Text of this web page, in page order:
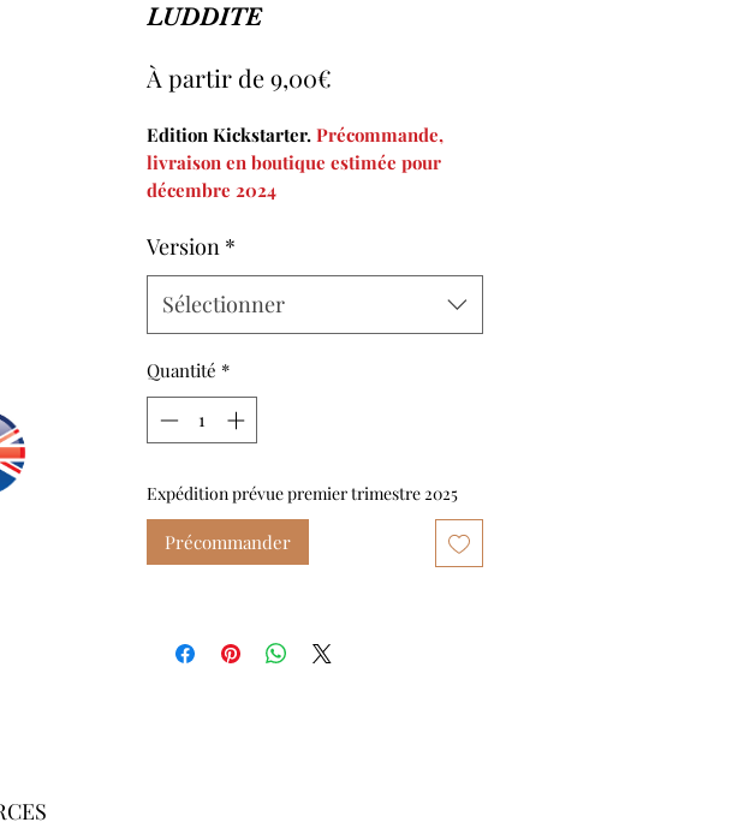
LUDDITE
À partir de9,00€
Edition Kickstarter. Précommande,
livraison en boutique estimée pour
décembre 2024
Kickstarter.
Version *
Sélectionner
Quantité *
Expédition prévue premier trimestre 2025
Précommander